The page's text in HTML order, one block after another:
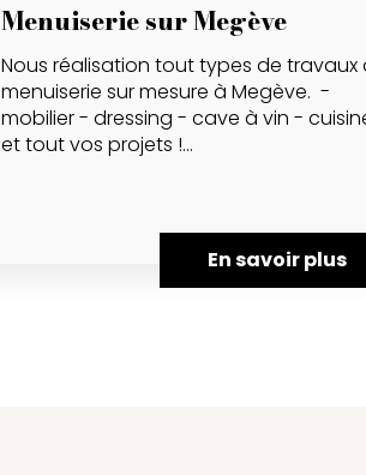
Menuiserie sur Megève
Nous réalisation tout types de travaux
menuiserie sur mesure à Megève. -
mobilier - dressing - cave à vin -
et tout vos projets !...
En savoir plus